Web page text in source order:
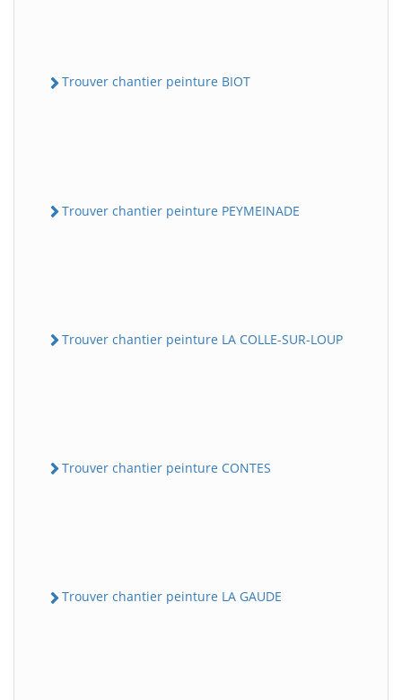
Trouver chantier peinture BIOT
Trouver chantier peinture PEYMEINADE
Trouver chantier peinture LA COLLE-SUR-LOUP
Trouver chantier peinture CONTES
Trouver chantier peinture LA GAUDE